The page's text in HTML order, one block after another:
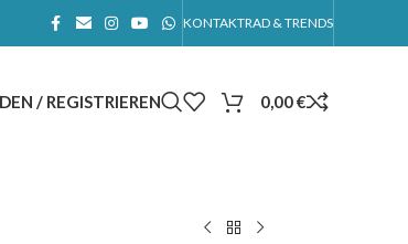
KONTAKTRAD & TRENDS
/ REGISTRIEREN 0,00€